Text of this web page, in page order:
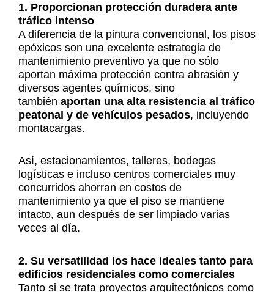
1. Proporcionan protección duradera ante
tráfico intenso
A diferencia de la pintura convencional, los pisos
epóxicos son una excelente estrategia de
mantenimiento preventivo ya que no sólo
aportan máxima protección contra abrasión y
diversos agentes químicos, sino
también aportan una alta resistencia al tráfico
peatonal y de vehículos pesados, incluyendo
montacargas.
Así, estacionamientos, talleres, bodegas
logísticas e incluso centros comerciales muy
concurridos ahorran en costos de
mantenimiento ya que el piso se mantiene
intacto, aun después de ser limpiado varias
veces al día.
2. Su versatilidad los hace ideales tanto para
edificios residenciales como comerciales
Tanto si se trata proyectos arquitectónicos como